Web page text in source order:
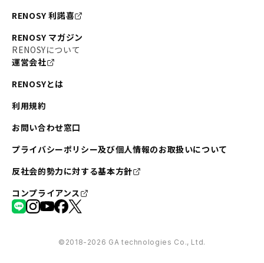
RENOSY 利諾喜
RENOSY マガジン
RENOSYについて
運営会社
RENOSYとは
利用規約
お問い合わせ窓口
プライバシーポリシー及び個人情報のお取扱いについて
反社会的勢力に対する基本方針
コンプライアンス
©︎2018-2026 GA technologies Co., Ltd.